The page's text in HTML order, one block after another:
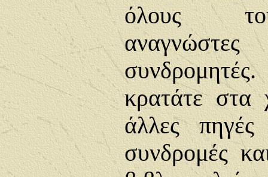
όλους
κρατάτε στα
άλλες
συνδρομές